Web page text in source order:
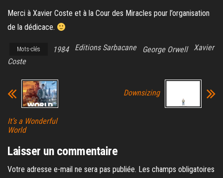
Merci à Xavier Coste et à la Cour des Miracles pour l’organisation
de la dédicace.
Mots-clés 1984 Editions Sarbacane George Orwell
Xavier
Coste
It’s a Wonderful
World
Downsizing
Laisser un commentaire
Votre adresse e-mail ne sera pas publiée. Les champs obligatoires